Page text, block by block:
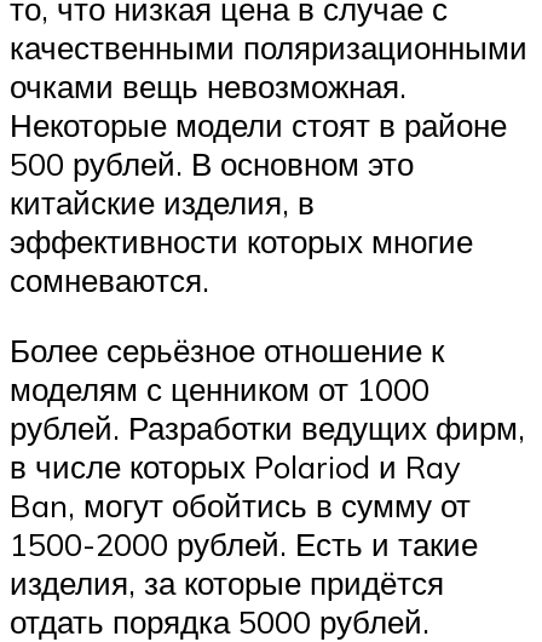
то, что низкая цена в случае с
качественными поляризационными
очками вещь невозможная.
Некоторые модели стоят в районе
500 рублей. В основном это
китайские изделия, в
эффективности которых многие
сомневаются.
Более серьёзное отношение к
моделям с ценником от 1000
рублей. Разработки ведущих фирм,
в числе которых Polariod и Ray
Ban, могут обойтись в сумму от
1500-2000 рублей. Есть и такие
изделия, за которые придётся
отдать порядка 5000 рублей.